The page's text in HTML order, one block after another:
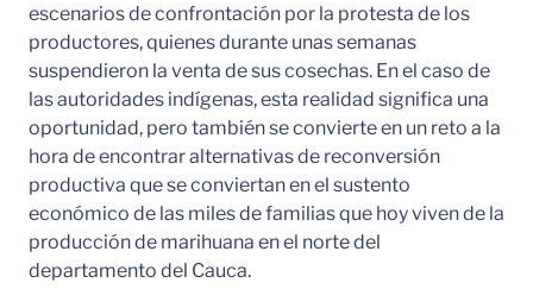
escenarios de confrontación por la protesta de los
productores, quienes durante unas semanas
suspendieron la venta de sus cosechas. En el caso de
las autoridades indígenas, esta realidad significa una
oportunidad, pero también se convierte en un reto a la
hora de encontrar alternativas de reconversión
productiva que se conviertan en el sustento
económico de las miles de familias que hoy viven de la
producción de marihuana en el norte del
departamento del Cauca.